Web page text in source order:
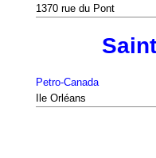
1370 rue du Pont
Petro-Canada
Ile Orléans